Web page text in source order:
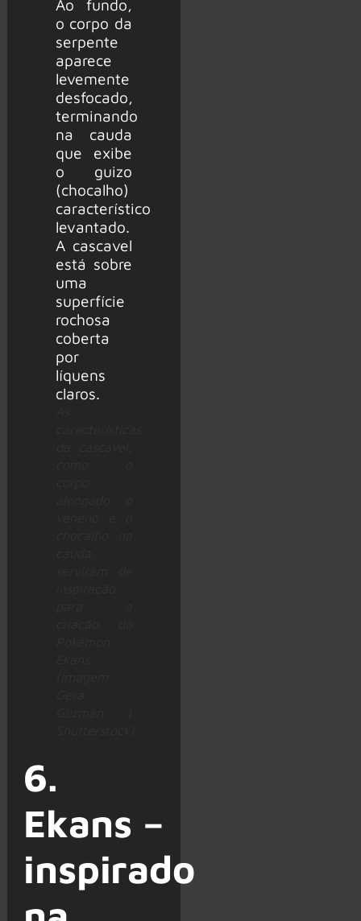
6.
Ekans –
inspirado